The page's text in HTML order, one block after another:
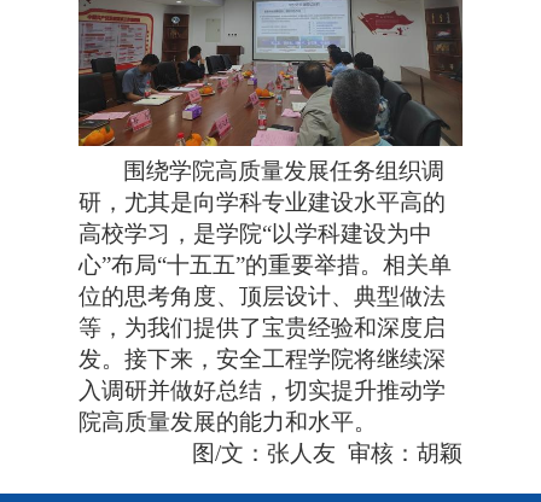
围绕学院高质量发展任务组织调
研，尤其是向学科专业建设水平高的
高校学习，是学院“以学科建设为中
心”布局“十五五”的重要举措。相关单
位的思考角度、顶层设计、典型做法
等，为我们提供了宝贵经验和深度启
发。接下来，安全工程学院将继续深
入调研并做好总结，切实提升推动学
院高质量发展的能力和水平。
图/文：张人友 审核：胡颖